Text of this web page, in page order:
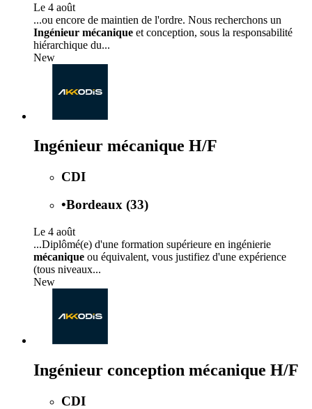
Le 4 août
...ou encore de maintien de l'ordre. Nous recherchons un
Ingénieur mécanique et conception, sous la responsabilité
hiérarchique du...
New
Ingénieur mécanique H/F
CDI
•Bordeaux (33)
Le 4 août
...Diplômé(e) d'une formation supérieure en ingénierie
mécanique ou équivalent, vous justifiez d'une expérience
(tous niveaux...
New
Ingénieur conception mécanique H/F
CDI